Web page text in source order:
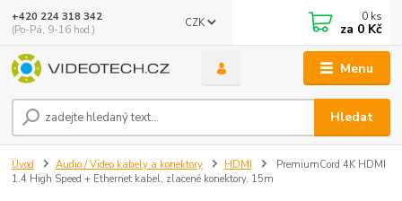
Menu
CZK
Hledat
+420 224 318 342
(Po-Pá, 9-16 hod.)
0 ks
za 0 Kč
Úvod Audio / Video kabely a konektory HDMI
PremiumCord 4K HDMI
1.4 High Speed + Ethernet kabel, zlacené konektory, 15m